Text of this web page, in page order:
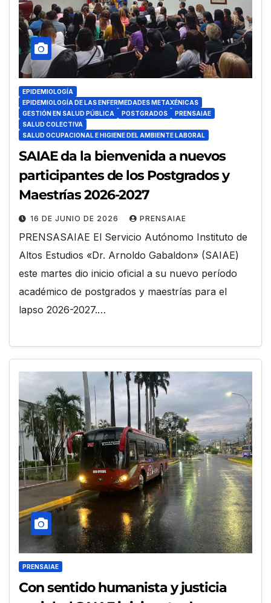
EPIDEMIOLOGÍA
EPIDEMIOLOGÍA DE LAS ENFERMEDADES METAXÉNICAS
GESTIÓN EN SALUD PÚBLICA
POSTGRADOS
PRENSAIAE
SALUD COLECTIVA
SALUD OCUPACIONAL E HIGIENE DEL AMBIENTE LABORAL
SAIAE da la bienvenida a nuevos
participantes de los Postgrados y
Maestrías 2026-2027
16 DE JUNIO DE 2026 PRENSAIAE
PRENSASAIAE El Servicio Autónomo Instituto de
Altos Estudios «Dr. Arnoldo Gabaldon» (SAIAE)
este martes dio inicio oficial a su nuevo período
académico de postgrados y maestrías para el
lapso 2026-2027.…
PRENSAIAE
Con sentido humanista y justicia